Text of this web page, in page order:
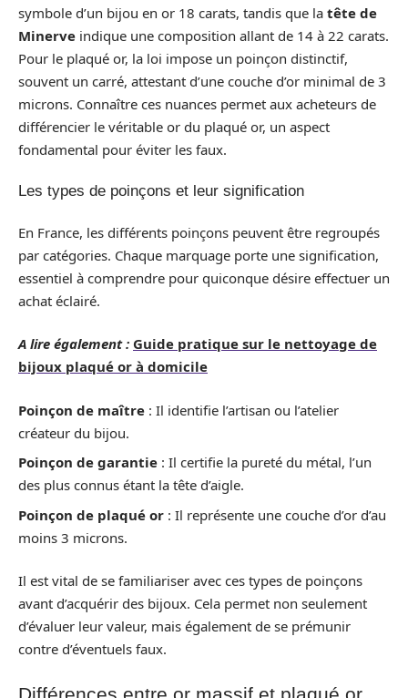
symbole d’un bijou en or 18 carats, tandis que la tête de
Minerve indique une composition allant de 14 à 22 carats.
Pour le plaqué or, la loi impose un poinçon distinctif,
souvent un carré, attestant d’une couche d’or minimal de 3
microns. Connaître ces nuances permet aux acheteurs de
différencier le véritable or du plaqué or, un aspect
fondamental pour éviter les faux.
Les types de poinçons et leur signification
En France, les différents poinçons peuvent être regroupés
par catégories. Chaque marquage porte une signification,
essentiel à comprendre pour quiconque désire effectuer un
achat éclairé.
A lire également : Guide pratique sur le nettoyage de
bijoux plaqué or à domicile
Poinçon de maître : Il identifie l’artisan ou l’atelier
créateur du bijou.
Poinçon de garantie : Il certifie la pureté du métal, l’un
des plus connus étant la tête d’aigle.
Poinçon de plaqué or : Il représente une couche d’or d’au
moins 3 microns.
Il est vital de se familiariser avec ces types de poinçons
avant d’acquérir des bijoux. Cela permet non seulement
d’évaluer leur valeur, mais également de se prémunir
contre d’éventuels faux.
Différences entre or massif et plaqué or